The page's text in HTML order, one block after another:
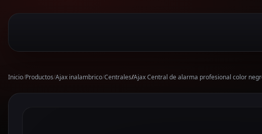
Inicio/Productos/Ajax inalambrico/Centrales/Ajax Central de alarma profesional color